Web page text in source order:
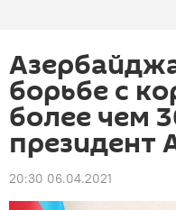
борьбе с
более чем
президент
20:30 06.04.2021